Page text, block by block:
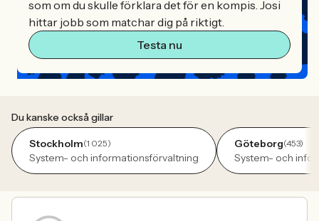
som om du skulle förklara det för en kompis. Josi
hittar jobb som matchar dig på riktigt.
Testa nu
Du kanske också gillar
Stockholm(1 025)
System- och informationsförvaltning
Göteborg(453)
System- och